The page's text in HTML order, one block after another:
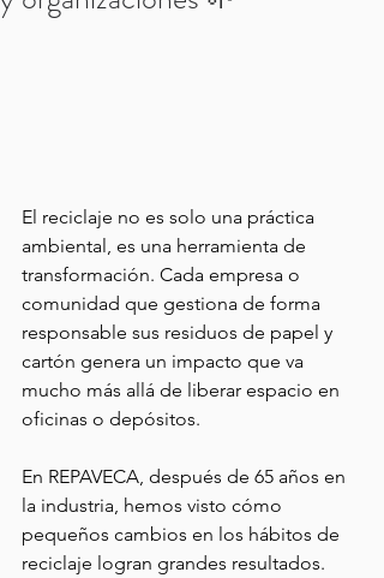
El reciclaje no es solo una práctica
ambiental, es una herramienta de
transformación. Cada empresa o
comunidad que gestiona de forma
responsable sus residuos de papel y
cartón genera un impacto que va
mucho más allá de liberar espacio en
oficinas o depósitos.
En REPAVECA, después de 65 años en
la industria, hemos visto cómo
pequeños cambios en los hábitos de
reciclaje logran grandes resultados.